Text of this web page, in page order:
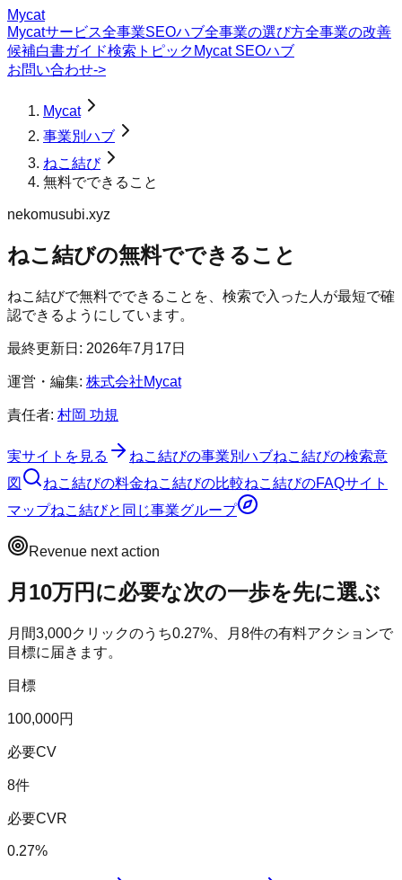
Mycat
Mycatサービス全事業SEOハブ全事業の選び方全事業の改善
候補白書ガイド検索トピック Mycat SEOハブ
お問い合わせ->
Mycat
事業別ハブ
ねこ結び
無料でできること
nekomusubi.xyz
ねこ結びの無料でできること
ねこ結びで無料でできることを、検索で入った人が最短で確
認できるようにしています。
最終更新日: 2026年7月17日
運営・編集: 株式会社Mycat
責任者: 村岡 功規
実サイトを見る ねこ結びの事業別ハブねこ結びの検索意
図
ねこ結びの料金ねこ結びの比較ねこ結びのFAQサイト
マップねこ結びと同じ事業グループ
Revenue next action
月10万円に必要な次の一歩を先に選ぶ
月間3,000クリックのうち0.27%、月 8件の有料アクションで
目標に届きます。
目標
100,000円
必要CV
8件
必要CVR
0.27%